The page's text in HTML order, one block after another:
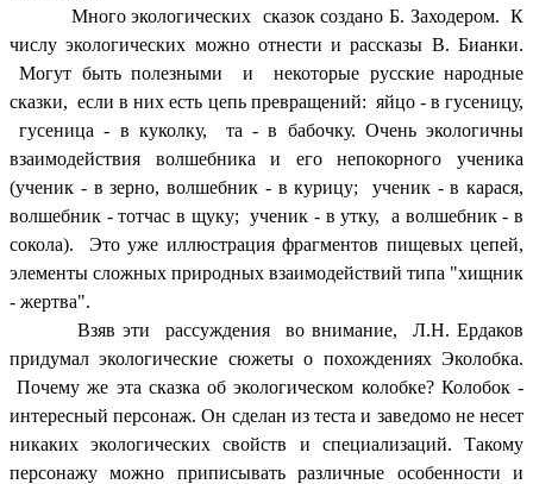
Много экологических сказок создано Б. Заходером. К
числу экологических можно отнести и рассказы В. Бианки.
Могут быть полезными и некоторые русские народные
сказки, если в них есть цепь превращений: яйцо - в гусеницу,
гусеница - в куколку, та - в бабочку. Очень экологичны
взаимодействия волшебника и его непокорного ученика
(ученик - в зерно, волшебник - в курицу; ученик - в карася,
волшебник - тотчас в щуку; ученик - в утку, а волшебник - в
сокола). Это уже иллюстрация фрагментов пищевых цепей,
элементы сложных природных взаимодействий типа "хищник
- жертва".
Взяв эти рассуждения во внимание, Л.Н. Ердаков
придумал экологические сюжеты о похождениях Эколобка.
Почему же эта сказка об экологическом колобке? Колобок -
интересный персонаж. Он сделан из теста и заведомо не несет
никаких экологических свойств и специализаций. Такому
персонажу можно приписывать различные особенности и